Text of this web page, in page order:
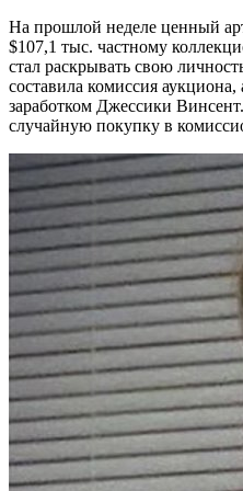
На прошлой неделе ценный
$107,1 тыс. частному
стал раскрывать свою
составила комиссия аукциона,
заработком Джессики
случайную покупку в